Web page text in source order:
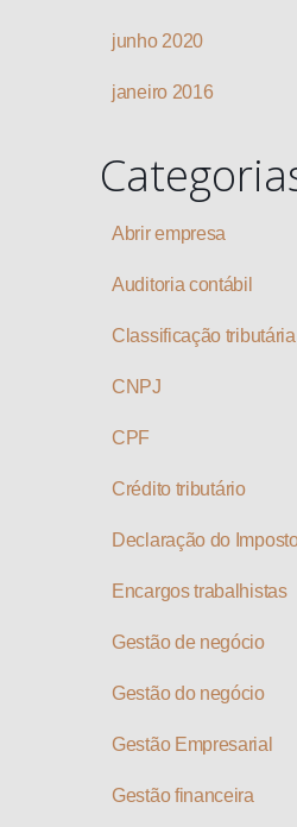
junho 2020
janeiro 2016
Abrir empresa
Auditoria contábil
Classificação tributária
CNPJ
CPF
Crédito tributário
Declaração do
Encargos trabalhistas
Gestão de negócio
Gestão do negócio
Gestão Empresarial
Gestão financeira